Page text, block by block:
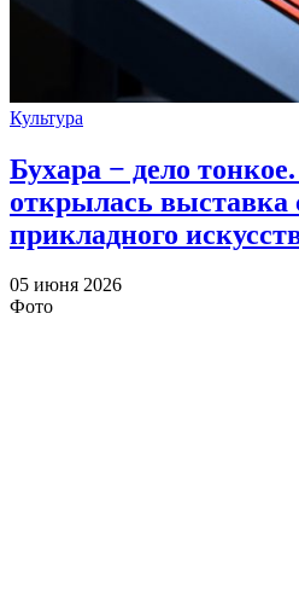
Культура
Бухара − дело
открылась выставка
прикладного
05 июня 2026
Фото